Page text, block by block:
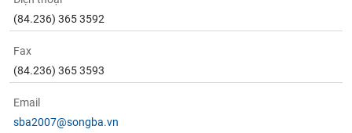
(84.236) 365 3592
Fax
(84.236) 365 3593
Email
sba2007@songba.vn